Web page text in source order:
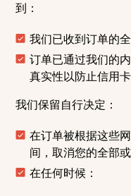
到：
我们已收到订单的
订单已通过我们的
真实性以防止信用
我们保留自行决定：
在订单被根据这些
间，取消您的全部
在任何时候：